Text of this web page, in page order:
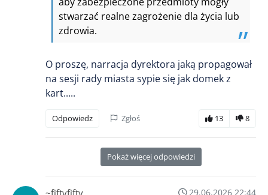
stwarzać realne zagrożenie dla życia lub
zdrowia.
O proszę, narracja dyrektora jaką propagował
na sesji rady miasta sypie się jak domek z
kart.....
Odpowiedz Zgłoś 13 8
Pokaż więcej odpowiedzi
29.06.2026 22:44